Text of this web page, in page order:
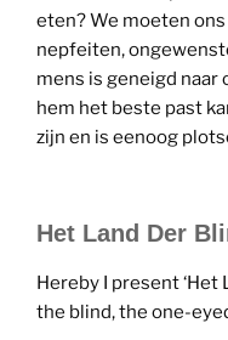
eten? We moeten
nepfeiten,
mens is geneigd
hem het beste past
zijn en is eenoog
Het Land Der
Hereby I present ‘Het
the blind, the one-